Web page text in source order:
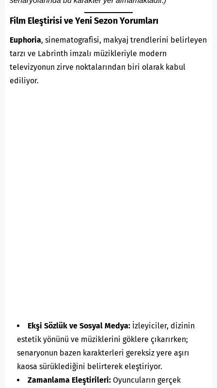
Film Eleştirisi ve Yeni Sezon Yorumları
Euphoria, sinematografisi, makyaj trendlerini belirleyen
tarzı ve Labrinth imzalı müzikleriyle modern
televizyonun zirve noktalarından biri olarak kabul
ediliyor.
Ekşi Sözlük ve Sosyal Medya: İzleyiciler, dizinin
estetik yönünü ve müziklerini göklere çıkarırken;
senaryonun bazen karakterleri gereksiz yere aşırı
kaosa sürüklediğini belirterek eleştiriyor.
Zamanlama Eleştirileri: Oyuncuların gerçek